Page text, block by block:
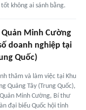
không ai sánh bằng.
Minh Cường
doanh nghiệp tại
Quốc)
thăm và làm việc tại Khu
Quảng Tây (Trung Quốc),
Minh Cường, Bí thư
đại biểu Quốc hội tỉnh